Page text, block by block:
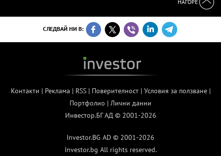
НАГОРЕ
СЛЕДВАЙ НИ В:
Контакти | Реклама | RSS| Поверителност| Условия за ползване|
Портфолио | Лични данни
Инвестор.БГ АД © 2001-2026
Investor.BG AD © 2001-2026
Investor.bg All rights reserved.